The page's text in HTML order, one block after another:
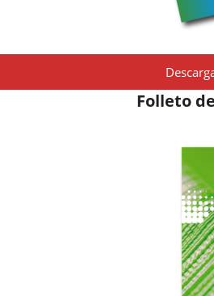
Folleto